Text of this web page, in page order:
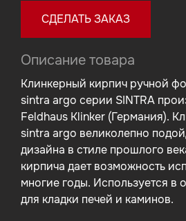
СДЕЛАТЬ ЗАКАЗ
Описание товара
Клинкерный кирпич ручной
sintra argo серии SINTRA
Feldhaus Klinker (Германия).
sintra argo великолепно
дизайна в стиле прошлого
кирпича дает возможность
многие годы. Используется в
для кладки печей и каминов.